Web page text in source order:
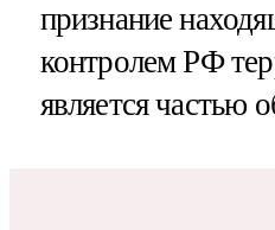
признание
контролем РФ
является частью